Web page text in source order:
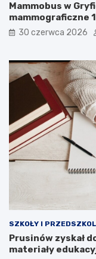
Mammobus w
mammograficzne
30 czerwca 2026
SZKOŁY I
Prusinów zyskał
materiały